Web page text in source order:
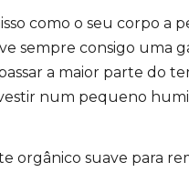
como o seu corpo a
sempre consigo uma
a maior parte do
num pequeno
orgânico suave para